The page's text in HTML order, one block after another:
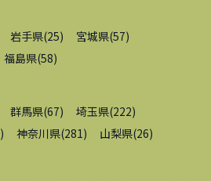
岩手県(25) 宮城県(57)
福島県(58)
群馬県(67) 埼玉県(222)
) 神奈川県(281) 山梨県(26)